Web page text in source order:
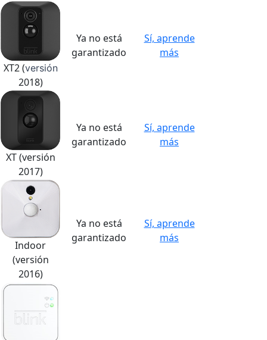
XT2 (versión
2018)
Ya no está
garantizado
Sí, aprende
más
XT (versión
2017)
Ya no está
garantizado
Sí, aprende
más
Indoor
(versión
2016)
Ya no está
garantizado
Sí, aprende
más